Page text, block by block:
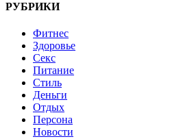
РУБРИКИ
Фитнес
Здоровье
Секс
Питание
Стиль
Деньги
Отдых
Персона
Новости